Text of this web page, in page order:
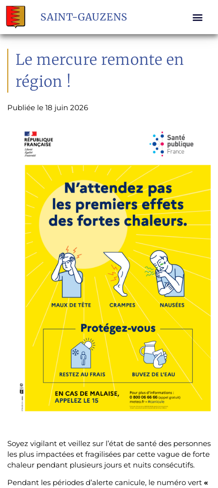
SAINT-GAUZENS
Le mercure remonte en
région !
Publiée le 18 juin 2026
Soyez vigilant et veillez sur l’état de santé des personnes
les plus impactées et fragilisées par cette vague de forte
chaleur pendant plusieurs jours et nuits consécutifs.
Pendant les périodes d’alerte canicule, le numéro vert «